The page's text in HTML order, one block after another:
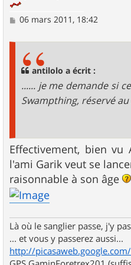
M
06 mars 2011, 18:42
antilolo a écrit :
...... je me demande si
Swampthing, réservé au
Effectivement, bien vu
l'ami Garik veut se
raisonnable à son âge
Là où le sanglier passe, j'y
... et vous y passerez aussi...
http://